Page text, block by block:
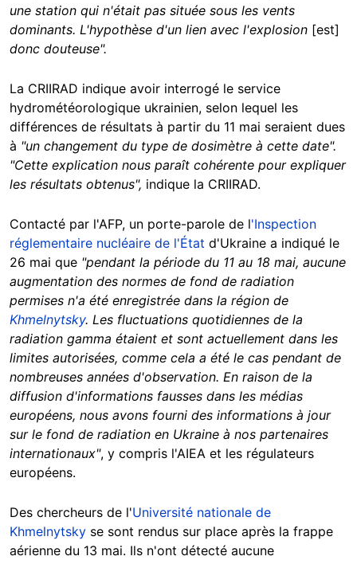
une station qui n'était pas située sous les vents
dominants. L'hypothèse d'un lien avec l'explosion [est]
donc douteuse".
La CRIIRAD indique avoir interrogé le service
hydrométéorologique ukrainien, selon lequel les
différences de résultats à partir du 11 mai seraient dues
à "un changement du type de dosimètre à cette date".
"Cette explication nous paraît cohérente pour expliquer
les résultats obtenus", indique la CRIIRAD.
Contacté par l'AFP, un porte-parole de l'Inspection
réglementaire nucléaire de l'État d'Ukraine a indiqué le
26 mai que "pendant la période du 11 au 18 mai, aucune
augmentation des normes de fond de radiation
permises n'a été enregistrée dans la région de
Khmelnytsky. Les fluctuations quotidiennes de la
radiation gamma étaient et sont actuellement dans les
limites autorisées, comme cela a été le cas pendant de
nombreuses années d'observation. En raison de la
diffusion d'informations fausses dans les médias
européens, nous avons fourni des informations à jour
sur le fond de radiation en Ukraine à nos partenaires
internationaux", y compris l'AIEA et les régulateurs
européens.
Des chercheurs de l'Université nationale de
Khmelnytsky se sont rendus sur place après la frappe
aérienne du 13 mai. Ils n'ont détecté aucune